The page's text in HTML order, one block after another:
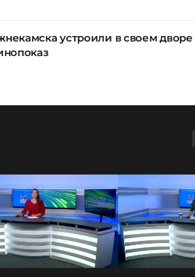
устроили в своем дворе